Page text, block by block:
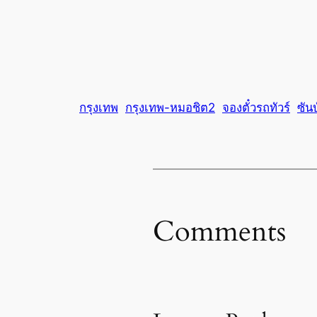
กรุงเทพ กรุงเทพ-หมอชิต2 จองตั๋วรถทัวร์ ซัน
Comments